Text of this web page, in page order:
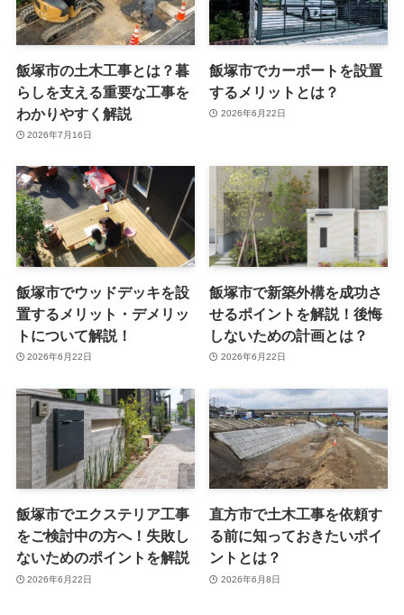
飯塚市の土木工事とは？暮
らしを支える重要な工事を
わかりやすく解説
2026年7月16日
飯塚市でカーポートを設置
するメリットとは？
2026年6月22日
飯塚市でウッドデッキを設
置するメリット・デメリッ
トについて解説！
2026年6月22日
飯塚市で新築外構を成功さ
せるポイントを解説！後悔
しないための計画とは？
2026年6月22日
飯塚市でエクステリア工事
をご検討中の方へ！失敗し
ないためのポイントを解説
2026年6月22日
直方市で土木工事を依頼す
る前に知っておきたいポイ
ントとは？
2026年6月8日